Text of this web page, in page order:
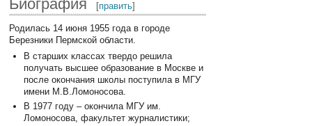
Биография [править]
Родилась 14 июня 1955 года в городе
Березники Пермской области.
В старших классах твердо решила
получать высшее образование в Москве и
после окончания школы поступила в МГУ
имени М.В.Ломоносова.
В 1977 году – окончила МГУ им.
Ломоносова, факультет журналистики;